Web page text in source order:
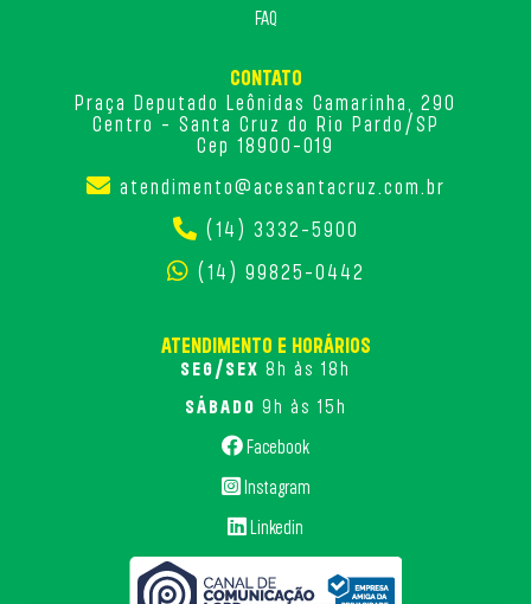
FAQ
CONTATO
Praça Deputado Leônidas Camarinha, 290
Centro - Santa Cruz do Rio Pardo/SP
Cep 18900-019
atendimento@acesantacruz.com.br
(14) 3332-5900
(14) 99825-0442
ATENDIMENTO E HORÁRIOS
SEG/SEX 8h às 18h
SÁBADO 9h às 15h
Facebook
Instagram
Linkedin